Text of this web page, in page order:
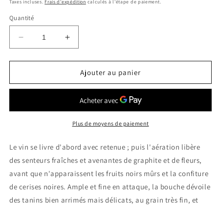
Taxes incluses. Frais d'expédition calculés à l'étape de paiement.
Quantité
Réduire
la
quantité
CHATEAU
Pomerol
Augmenter
la
quantité
CHATEAU
2009
Pomerol
0.75
Ajouter au panier
Plus de moyens de paiement
Le vin se livre d'abord avec retenue ; puis l'aération libère
des senteurs fraîches et avenantes de graphite et de fleurs,
avant que n'apparaissent les fruits noirs mûrs et la confiture
de cerises noires. Ample et fine en attaque, la bouche dévoile
des tanins bien arrimés mais délicats, au grain très fin, et